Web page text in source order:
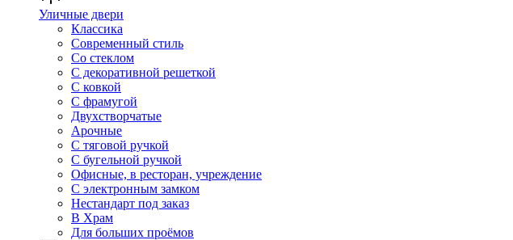
Уличные двери
Классика
Современный стиль
Со стеклом
С декоративной решеткой
С ковкой
С фрамугой
Двухстворчатые
Арочные
С тяговой ручкой
С бугельной ручкой
Офисные, в ресторан, учреждение
С электронным замком
Нестандарт под заказ
В Храм
Для больших проёмов